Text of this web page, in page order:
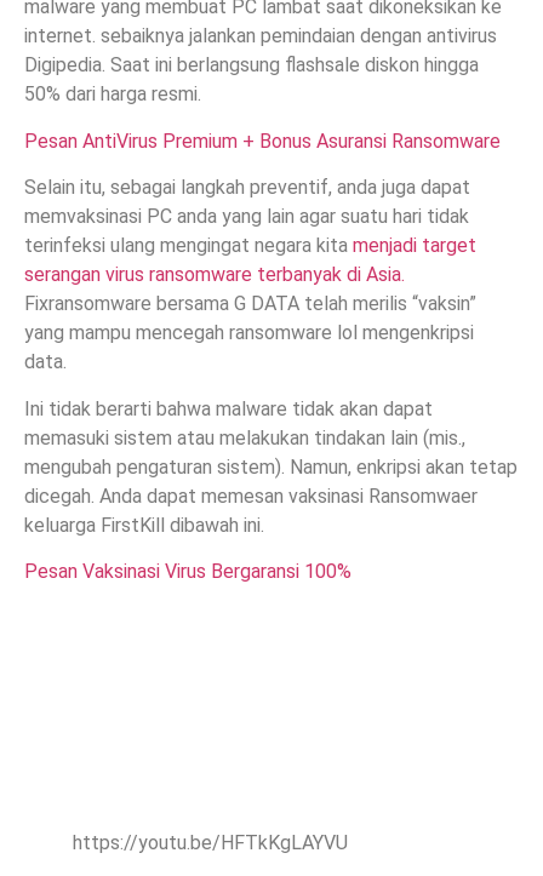
malware yang membuat PC lambat saat dikoneksikan ke
internet. sebaiknya jalankan pemindaian dengan antivirus
Digipedia. Saat ini berlangsung flashsale diskon hingga
50% dari harga resmi.
Pesan AntiVirus Premium + Bonus Asuransi Ransomware
Selain itu, sebagai langkah preventif, anda juga dapat
memvaksinasi PC anda yang lain agar suatu hari tidak
terinfeksi ulang mengingat negara kita menjadi target
serangan virus ransomware terbanyak di Asia.
Fixransomware bersama G DATA telah merilis “vaksin”
yang mampu mencegah ransomware lol mengenkripsi
data.
Ini tidak berarti bahwa malware tidak akan dapat
memasuki sistem atau melakukan tindakan lain (mis.,
mengubah pengaturan sistem). Namun, enkripsi akan tetap
dicegah. Anda dapat memesan vaksinasi Ransomwaer
keluarga FirstKill dibawah ini.
Pesan Vaksinasi Virus Bergaransi 100%
https://youtu.be/HFTkKgLAYVU